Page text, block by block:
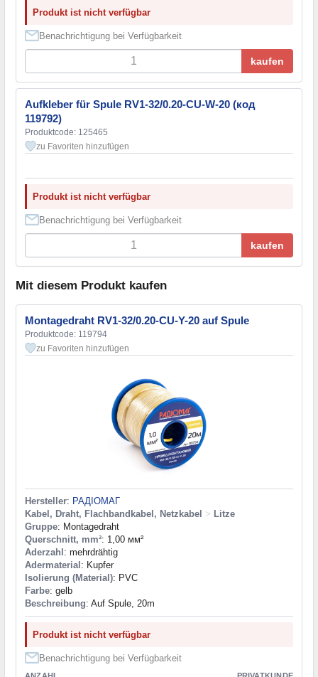
Produkt ist nicht verfügbar
Benachrichtigung bei Verfügbarkeit
kaufen
Aufkleber für Spule RV1-32/0.20-CU-W-20 (код
119792)
Produktcode: 125465
zu Favoriten hinzufügen
Produkt ist nicht verfügbar
Benachrichtigung bei Verfügbarkeit
kaufen
Mit diesem Produkt kaufen
Montagedraht RV1-32/0.20-CU-Y-20 auf Spule
Produktcode: 119794
zu Favoriten hinzufügen
Hersteller: РАДІОМАГ
Kabel, Draht, Flachbandkabel, Netzkabel > Litze
Gruppe: Montagedraht
Querschnitt, mm²: 1,00 мм²
Aderzahl : mehrdrähtig
Adermaterial : Kupfer
Isolierung (Material): PVC
Farbe: gelb
Beschreibung: Auf Spule, 20m
Produkt ist nicht verfügbar
Benachrichtigung bei Verfügbarkeit